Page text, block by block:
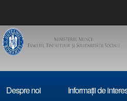
Despre noi Informații de